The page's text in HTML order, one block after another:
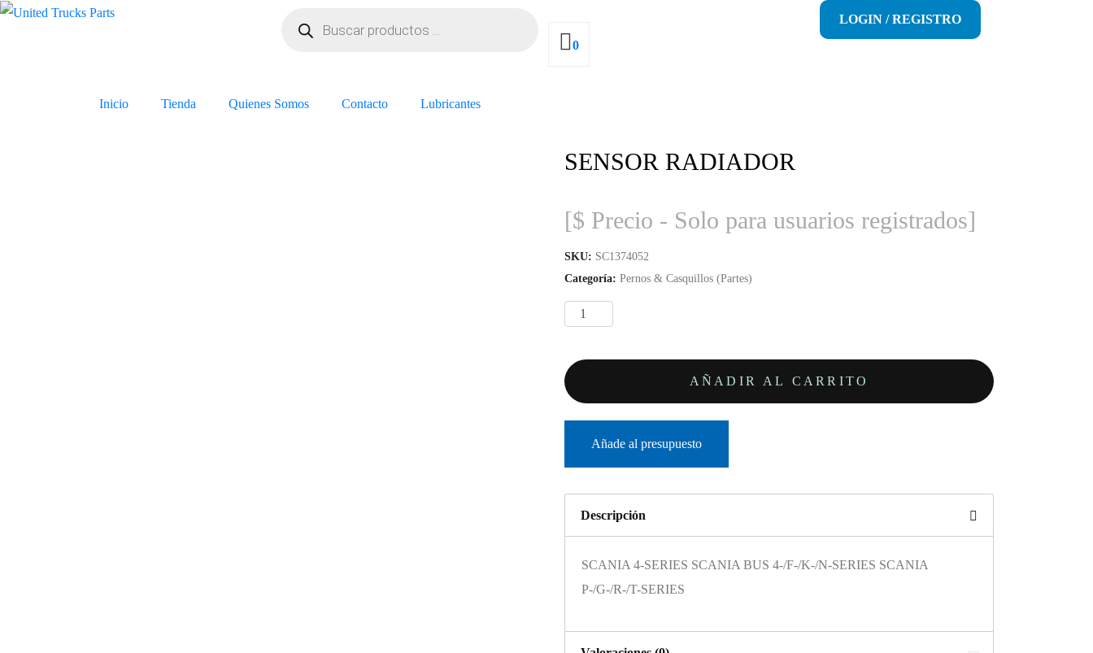
0
LOGIN / REGISTRO
Inicio Tienda Quienes Somos Contacto Lubricantes
SENSOR RADIADOR
[$ Precio - Solo para usuarios registrados]
SKU: SC1374052
Categoría: Pernos & Casquillos (Partes)
AÑADIR AL CARRITO
Añade al presupuesto
Descripción
SCANIA 4-SERIES SCANIA BUS 4-/F-/K-/N-SERIES SCANIA
P-/G-/R-/T-SERIES